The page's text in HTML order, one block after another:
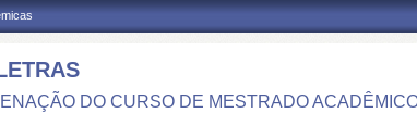
DO CURSO DE MESTRADO